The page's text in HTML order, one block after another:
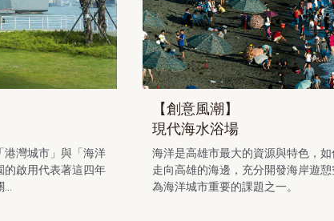
港灣城市」與「海洋
的啟用代表著這四年
...
【創意風潮】
現代海水浴場
海洋是高雄市最大的資源與特色，
走向高雄的海邊，充分開發海岸遊
為海洋城市重要的課題之一。